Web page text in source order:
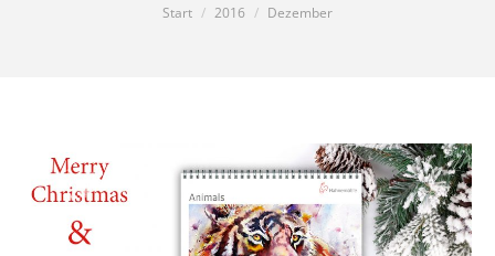
Sie befinden sich hier:
Start 2016 Dezember